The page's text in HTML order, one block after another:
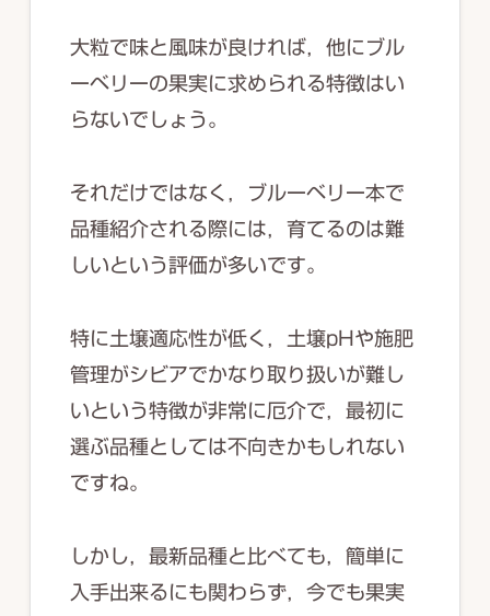
大粒で味と風味が良ければ，他にブル
ーベリーの果実に求められる特徴はい
らないでしょう。
それだけではなく，ブルーベリー本で
品種紹介される際には，育てるのは難
しいという評価が多いです。
特に土壌適応性が低く，土壌pHや施肥
管理がシビアでかなり取り扱いが難し
いという特徴が非常に厄介で，最初に
選ぶ品種としては不向きかもしれない
ですね。
しかし，最新品種と比べても，簡単に
入手出来るにも関わらず，今でも果実